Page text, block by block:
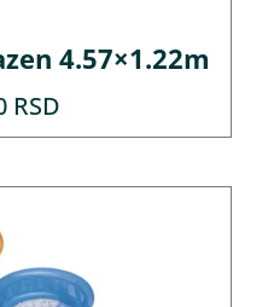
4.57×1.22m
RSD